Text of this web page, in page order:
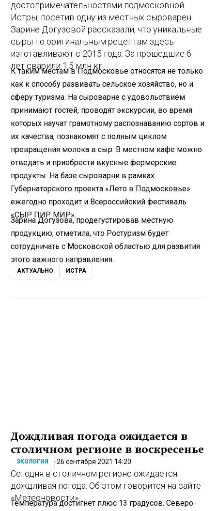
достопримечательностями подмосковной
Истры, посетив одну из местных сыроварен.
Зарине Догузовой рассказали, что уникальные
сыры по оригинальным рецептам здесь
изготавливают с 2015 года. За прошедшие 6
лет сварили 1,5 млн кг.
К таким местам в Подмосковье относятся не только
как к способу развивать сельское хозяйство, но и
сферу туризма. На сыроварне с удовольствием
принимают гостей, проводят экскурсии, во время
которых научат грамотному распознаванию сортов и
их качества, познакомят с полным циклом
превращения молока в сыр. В местном кафе можно
отведать и приобрести вкусные фермерские
продукты. На базе сыроварни в рамках
Губернаторского проекта «Лето в Подмосковье»
ежегодно проходит и Всероссийский фестиваль
«СЫР ПИР МИР».
Зарина Догузова, продегустировав местную
продукцию, отметила, что Ростуризм будет
сотрудничать с Московской областью для развития
этого важного направления.
АКТУАЛЬНО ИСТРА
Дождливая погода ожидается в
столичном регионе в воскресенье
ЭКОЛОГИЯ 26 сентября 2021 14:20
Сегодня в столичном регионе ожидается
дождливая погода. Об этом говорится на сайте
«Метеоновости».
Температура достигнет плюс 13 градусов. Северо-